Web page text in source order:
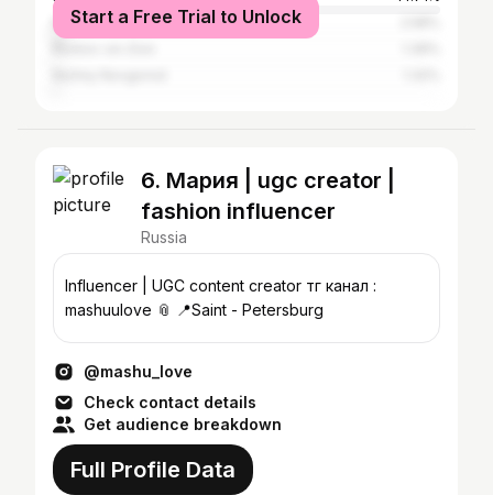
Kazan
Start a Free Trial to Unlock
6. Мария | ugc creator |
fashion influencer
Russia
Influencer | UGC content creator тг канал :
mashuulove 📎 📍Saint - Petersburg
@mashu_love
Check contact details
Get audience breakdown
Full Profile Data